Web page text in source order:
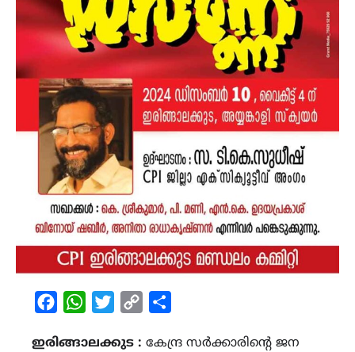
FacebookWhatsAppTwitterCopy
ഇരിങ്ങാലക്കുട : കേന്ദ്ര സർക്കാരിന്റെ ജന